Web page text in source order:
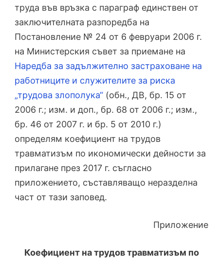
труда във връзка с параграф единствен от
заключителната разпоредба на
Постановление № 24 от 6 февруари 2006 г.
на Министерския съвет за приемане на
Наредба за задължително застраховане на
работниците и служителите за риска
„трудова злополука“ (обн., ДВ, бр. 15 от
2006 г.; изм. и доп., бр. 68 от 2006 г.; изм.,
бр. 46 от 2007 г. и бр. 5 от 2010 г.)
определям коефициент на трудов
травматизъм по икономически дейности за
прилагане през 2017 г. съгласно
приложението, съставляващо неразделна
част от тази заповед.
Приложение
Коефициент на трудов травматизъм по